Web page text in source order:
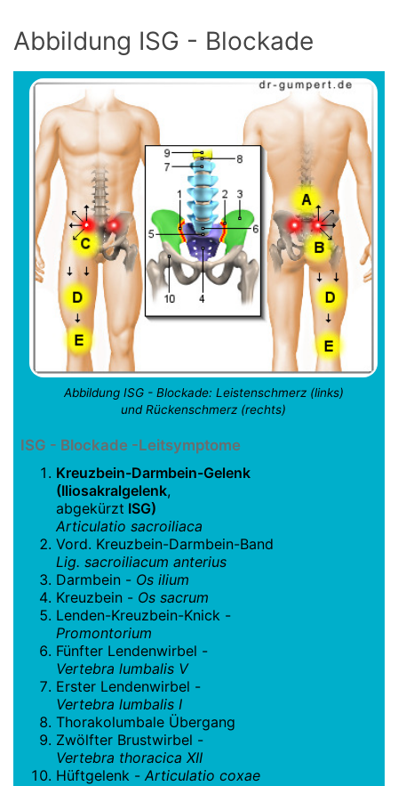
Abbildung ISG - Blockade
Abbildung ISG - Blockade: Leistenschmerz (links)
und Rückenschmerz (rechts)
ISG - Blockade -Leitsymptome
Kreuzbein-Darmbein-Gelenk
(Iliosakralgelenk,
abgekürzt ISG)
Articulatio sacroiliaca
Vord. Kreuzbein-Darmbein-Band
Lig. sacroiliacum anterius
Darmbein - Os ilium
Kreuzbein - Os sacrum
Lenden-Kreuzbein-Knick -
Promontorium
Fünfter Lendenwirbel -
Vertebra lumbalis V
Erster Lendenwirbel -
Vertebra lumbalis I
Thorakolumbale Übergang
Zwölfter Brustwirbel -
Vertebra thoracica XII
Hüftgelenk - Articulatio coxae